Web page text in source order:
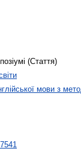
(Стаття)
мови з